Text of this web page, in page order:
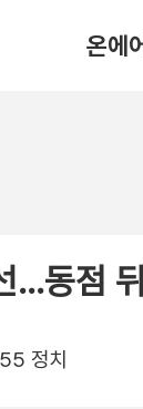
온에
…동점
정치